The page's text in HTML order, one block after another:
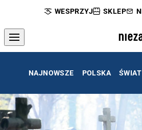
WESPRZYJ SKLEP
NAJNOWSZE POLSKA ŚWIAT